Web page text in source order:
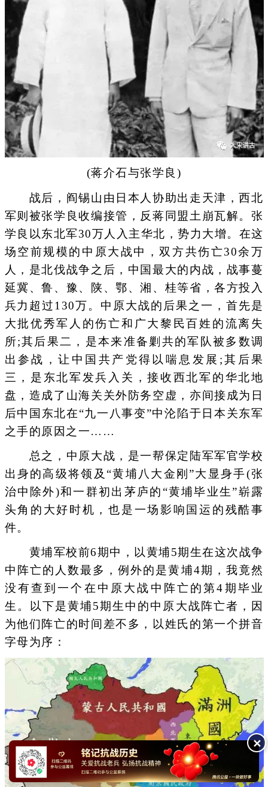
(蒋介石与张学良)
战后，阎锡山由日本人协助出走天津，西北
军则被张学良收编接管，反蒋同盟土崩瓦解。张
学良以东北军30万人入主华北，势力大增。在这
场空前规模的中原大战中，双方共伤亡30余万
人，是北伐战争之后，中国最大的内战，战事蔓
延冀、鲁、豫、陕、鄂、湘、桂等省，各方投入
兵力超过130万。中原大战的后果之一，首先是
大批优秀军人的伤亡和广大黎民百姓的流离失
所;其后果二，是本来准备剿共的军队被多数调
出参战，让中国共产党得以喘息发展;其后果
三，是东北军发兵入关，接收西北军的华北地
盘，造成了山海关关外防务空虚，亦间接成为日
后中国东北在“九一八事变”中沦陷于日本关东军
之手的原因之一……
总之，中原大战，是一帮保定陆军军官学校
出身的高级将领及“黄埔八大金刚”大显身手(张
治中除外)和一群初出茅庐的“黄埔毕业生”崭露
头角的大好时机，也是一场影响国运的残酷事
件。
黄埔军校前6期中，以黄埔5期生在这次战争
中阵亡的人数最多，例外的是黄埔4期，我竟然
没有查到一个在中原大战中阵亡的第4期毕业
生。以下是黄埔5期生中的中原大战阵亡者，因
为他们阵亡的时间差不多，以姓氏的第一个拼音
字母为序：
✕